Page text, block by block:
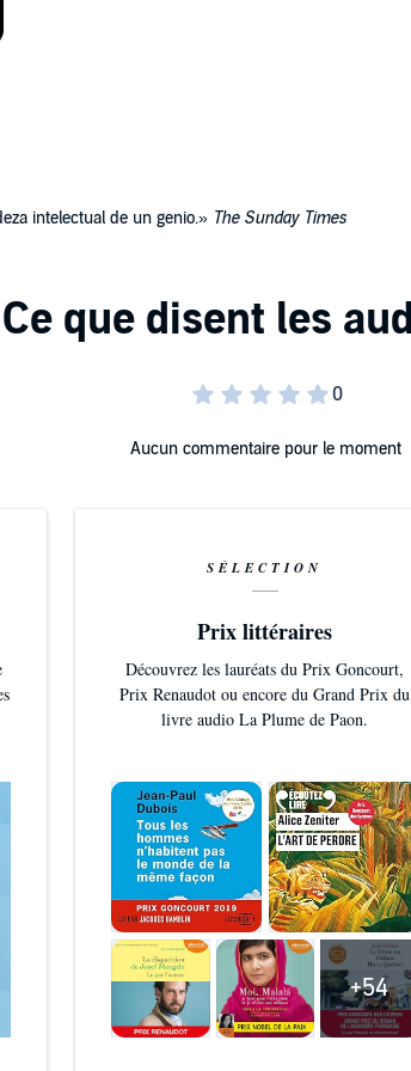
intelectual de un genio.» The Sunday Times
Aucun commentaire pour le moment
SÉLECTION
Prix littéraires
Découvrez les lauréats du Prix Goncourt,
Prix Renaudot ou encore du Grand Prix du
livre audio La Plume de Paon.
+54